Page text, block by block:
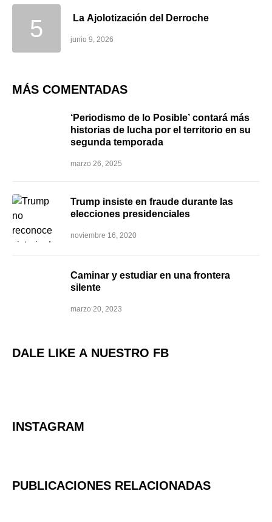
La Ajolotización del Derroche
junio 9, 2026
MÁS COMENTADAS
‘Periodismo de lo Posible’ contará más
historias de lucha por el territorio en su
segunda temporada
marzo 26, 2025
Trump insiste en fraude durante las
elecciones presidenciales
noviembre 16, 2020
Caminar y estudiar en una frontera
silente
marzo 20, 2023
DALE LIKE A NUESTRO FB
INSTAGRAM
PUBLICACIONES RELACIONADAS